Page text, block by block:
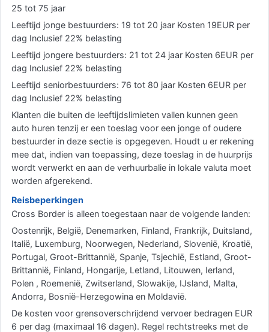
25 tot 75 jaar
Leeftijd jonge bestuurders: 19 tot 20 jaar Kosten 19EUR per
dag Inclusief 22% belasting
Leeftijd jongere bestuurders: 21 tot 24 jaar Kosten 6EUR per
dag Inclusief 22% belasting
Leeftijd seniorbestuurders: 76 tot 80 jaar Kosten 6EUR per
dag Inclusief 22% belasting
Klanten die buiten de leeftijdslimieten vallen kunnen geen
auto huren tenzij er een toeslag voor een jonge of oudere
bestuurder in deze sectie is opgegeven. Houdt u er rekening
mee dat, indien van toepassing, deze toeslag in de huurprijs
wordt verwerkt en aan de verhuurbalie in lokale valuta moet
worden afgerekend.
Reisbeperkingen
Cross Border is alleen toegestaan naar de volgende landen:
Oostenrijk, België, Denemarken, Finland, Frankrijk, Duitsland,
Italië, Luxemburg, Noorwegen, Nederland, Slovenië, Kroatië,
Portugal, Groot-Brittannië, Spanje, Tsjechië, Estland, Groot-
Brittannië, Finland, Hongarije, Letland, Litouwen, Ierland,
Polen , Roemenië, Zwitserland, Slowakije, IJsland, Malta,
Andorra, Bosnië-Herzegowina en Moldavië.
De kosten voor grensoverschrijdend vervoer bedragen EUR
6 per dag (maximaal 16 dagen). Regel rechtstreeks met de